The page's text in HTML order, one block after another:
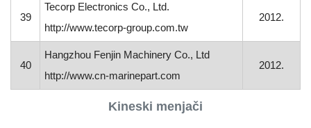
Kineski menjači
39
Tecorp Electronics Co., Ltd.
http://www.tecorp-group.com.tw
2012.
40
Hangzhou Fenjin Machinery Co., Ltd
http://www.cn-marinepart.com
2012.